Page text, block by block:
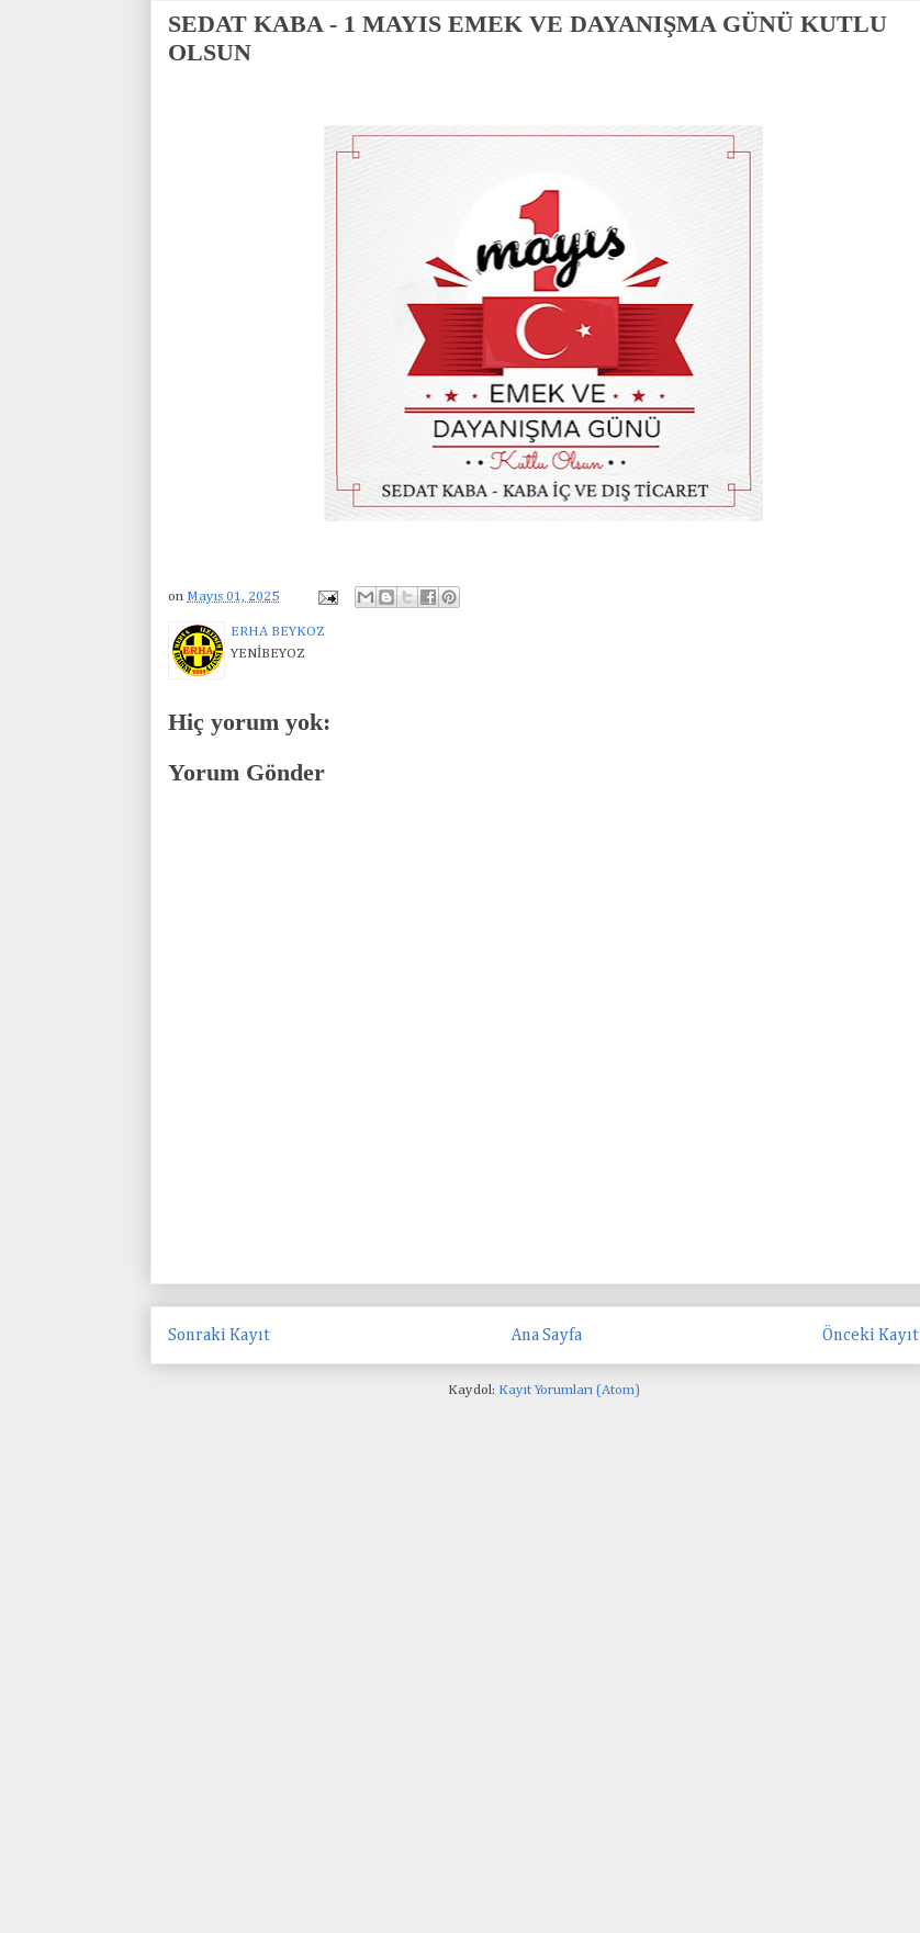
SEDAT KABA - 1 MAYIS EMEK VE DAYANIŞMA GÜNÜ KUTLU
OLSUN
on Mayıs 01, 2025
ERHA BEYKOZ
YENİBEYOZ
Hiç yorum yok:
Yorum Gönder
Sonraki Kayıt Önceki Kayıt
Ana Sayfa
Kaydol: Kayıt Yorumları (Atom)